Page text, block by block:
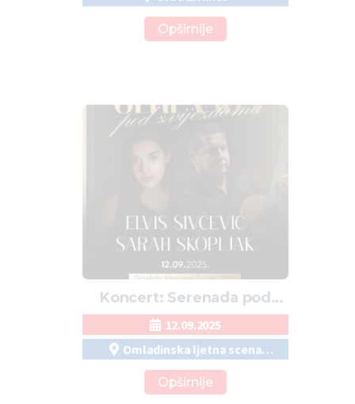
Opširnije
Koncert: Serenada pod
zvijezdama
12.09.2025
Omladinska ljetna scena
Živinice
Opširnije